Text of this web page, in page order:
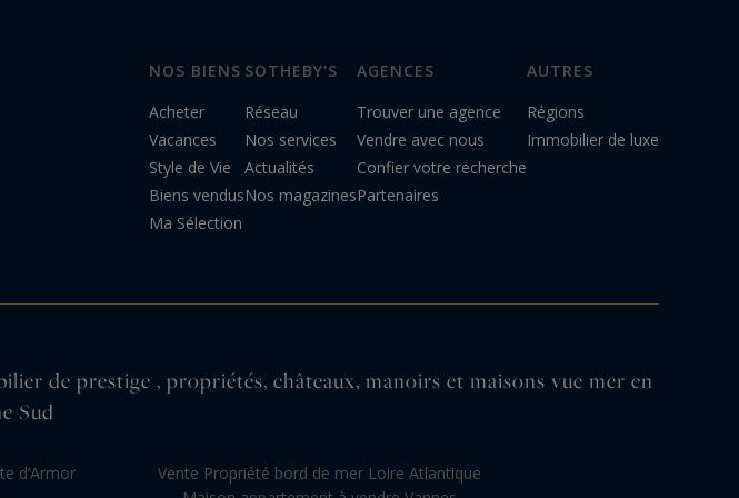
NOS BIENS
Acheter
Vacances
Style de Vie
Biens vendus
Ma Sélection
SOTHEBY'S
Réseau
Nos services
Actualités
Nos magazines
AGENCES
Trouver une agence
Vendre avec nous
Confier votre recherche
Partenaires
AUTRES
Régions
Immobilier de luxe
de prestige , propriétés, châteaux, manoirs et maisons vue mer en
Sud
d’Armor
Vente Propriété bord de mer Loire Atlantique